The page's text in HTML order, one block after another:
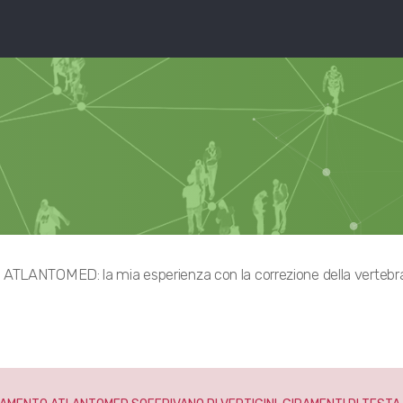
ATLANTOMED: la mia esperienza con la correzione della